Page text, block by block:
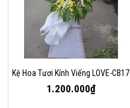
Kệ Hoa Tươi Kính Viếng LOVE-CB17
1.200.000₫